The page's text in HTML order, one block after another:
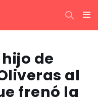
de
al
frenó la